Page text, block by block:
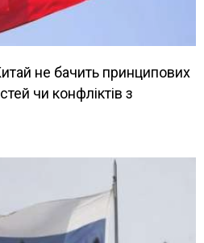
не бачить принципових
чи конфліктів з